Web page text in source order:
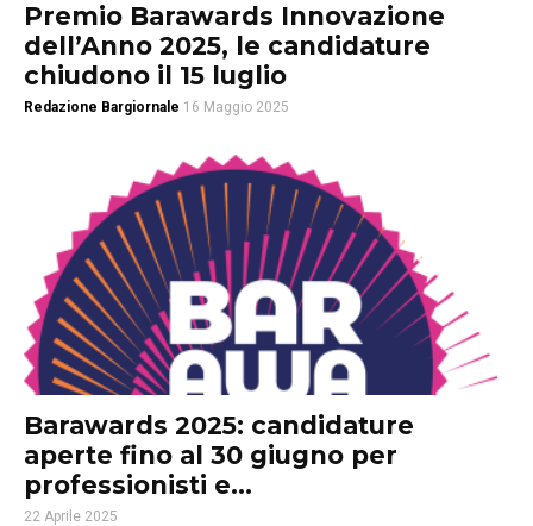
Premio Barawards Innovazione
dell’Anno 2025, le candidature
chiudono il 15 luglio
Redazione Bargiornale 16 Maggio 2025
Barawards 2025: candidature
aperte fino al 30 giugno per
professionisti e...
22 Aprile 2025